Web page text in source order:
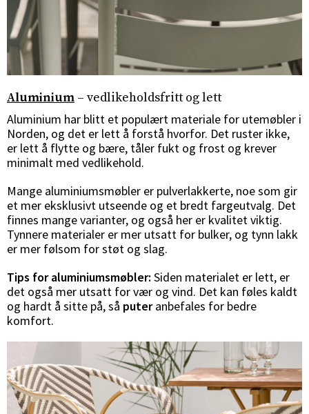
Aluminium – vedlikeholdsfritt og lett
Aluminium har blitt et populært materiale for utemøbler i
Norden, og det er lett å forstå hvorfor. Det ruster ikke,
er lett å flytte og bære, tåler fukt og frost og krever
minimalt med vedlikehold.
Mange aluminiumsmøbler er pulverlakkerte, noe som gir
et mer eksklusivt utseende og et bredt fargeutvalg. Det
finnes mange varianter, og også her er kvalitet viktig.
Tynnere materialer er mer utsatt for bulker, og tynn lakk
er mer følsom for støt og slag.
Tips for aluminiumsmøbler: Siden materialet er lett, er
det også mer utsatt for vær og vind. Det kan føles kaldt
og hardt å sitte på, så puteranbefales for bedre
komfort.